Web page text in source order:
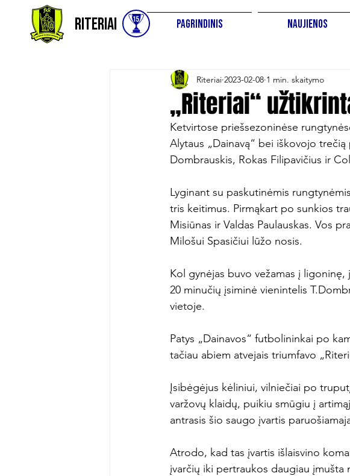
Riteriai Pagrindinis Naujienos
„Riteriai“
Riteriai 2023-02-08 1 min. skaitymo
Ketvirtose priešsezoninėse
Alytaus „Dainavą“ bei iškovojo
Dombrauskis, Rokas Filipavičius ir
Lyginant su paskutinėmis
tris keitimus. Pirmąkart po sunkios
Misiūnas ir Valdas Paulauskas. Vos
Milošui Spasičiui lūžo nosis.
Kol gynėjas buvo vežamas į
20 minučių įsiminė vienintelis
vietoje.
Patys „Dainavos“ futbolininkai po
tačiau abiem atvejais triumfavo
Įsibėgėjus kėliniui, vilniečiai po
varžovų klaidų, puikiu smūgiu į
antrasis šio saugo įvartis
Atrodo, kad tas įvartis išlaisvino
įvarčių iki pertraukos daugiau įmušta